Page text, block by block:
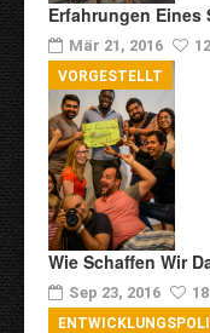
Erfahrungen
Mär 21, 2016
Wie Schaffen Wir
Sep 23, 2016
VORGESTELLT